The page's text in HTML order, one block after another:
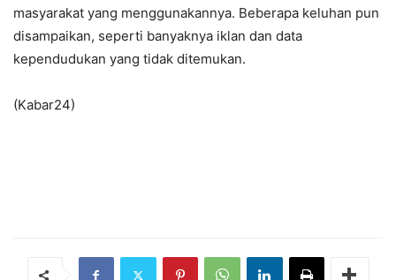
masyarakat yang menggunakannya. Beberapa keluhan pun
disampaikan, seperti banyaknya iklan dan data
kependudukan yang tidak ditemukan.
(Kabar24)